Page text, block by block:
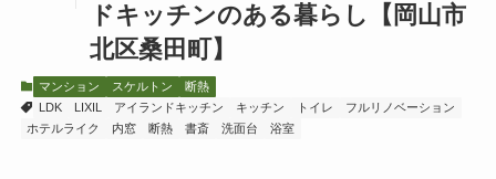
ドキッチンのある暮らし【岡山市
北区桑田町】
マンション スケルトン
断熱
LDK
LIXIL アイランドキッチン キッチン トイレ
フルリノベーション
ホテルライク
内窓 断熱 書斎 洗面台 浴室